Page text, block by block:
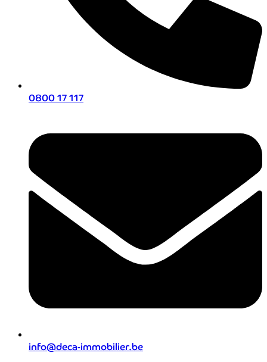
0800 17 117
info@deca-immobilier.be